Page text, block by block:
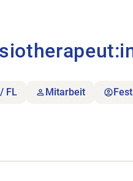
FL Mitarbeit